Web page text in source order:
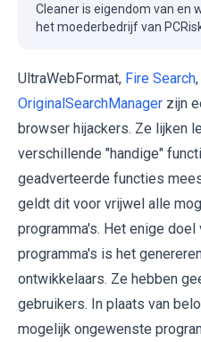
Cleaner is eigendom van en
het moederbedrijf van
UltraWebFormat, Fire Search,
OriginalSearchManager zijn
browser hijackers. Ze lijken
verschillende "handige"
geadverteerde functies
geldt dit voor vrijwel alle
programma's. Het enige
programma's is het
ontwikkelaars. Ze hebben
gebruikers. In plaats van
mogelijk ongewenste